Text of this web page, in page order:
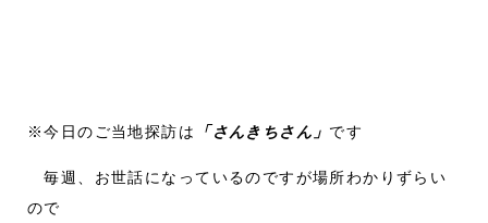
※今日のご当地探訪は 「さんきちさん」 です
毎週、お世話になっているのですが場所わかりずらい
ので